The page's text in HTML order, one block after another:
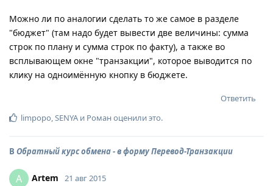
Можно ли по аналогии сделать то же самое в разделе
"бюджет" (там надо будет вывести две величины: сумма
строк по плану и сумма строк по факту), а также во
всплывающем окне "транзакции", которое выводится по
клику на одноимённую кнопку в бюджете.
Ответить
limpopo,SENYA и Романоценили это.
В Обратный курс обмена - в форму Перевод-Транзакции
A Artem 21 авг 2015